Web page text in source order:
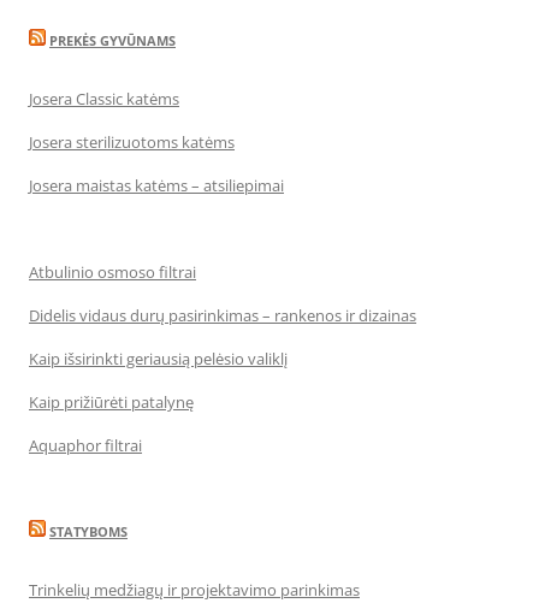
PREKĖS GYVŪNAMS
Josera Classic katėms
Josera sterilizuotoms katėms
Josera maistas katėms – atsiliepimai
Atbulinio osmoso filtrai
Didelis vidaus durų pasirinkimas – rankenos ir dizainas
Kaip išsirinkti geriausią pelėsio valiklį
Kaip prižiūrėti patalynę
Aquaphor filtrai
STATYBOMS
Trinkelių medžiagų ir projektavimo parinkimas